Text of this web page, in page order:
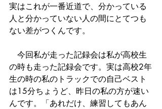
実はこれが一番近道で、分かっている
人と分かっていない人の間にとてつも
ない差がつくんです。
今回私が走った記録会は私が高校生
の時も走った記録会です。実は高校2年
生の時の私のトラックでの自己ベスト
は15分ちょうど、昨日の私の方が速い
んです。「あれだけ、練習してもあん